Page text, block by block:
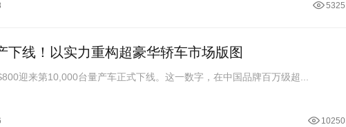
5325
下线！以实力重构超豪华轿车市场版图
迎来第10,000台量产车正式下线。这一数字，在中国品牌百万级超...
10250